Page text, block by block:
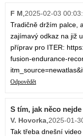
F M 2025-02-03
Tradičně držím palce,
zajímavý odkaz na již
příprav pro ITER:
fusion-endurance-
Odpovědět
S tím, jak něco
V. Hovorka 2025-01-
Tak třeba dnešní